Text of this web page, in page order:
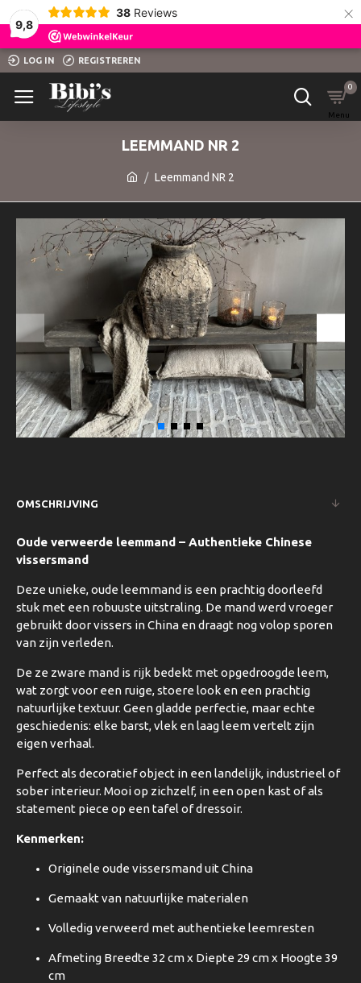
9,8
38 Reviews ×
LOG IN REGISTREREN
0
Leemmand NR 2
LEEMMAND NR 2
OMSCHRIJVING
Oude verweerde leemmand – Authentieke Chinese
vissersmand
Deze unieke, oude leemmand is een prachtig doorleefd
stuk met een robuuste uitstraling. De mand werd vroeger
gebruikt door vissers in China en draagt nog volop sporen
van zijn verleden.
De ze zware mand is rijk bedekt met opgedroogde leem,
wat zorgt voor een ruige, stoere look en een prachtig
natuurlijke textuur. Geen gladde perfectie, maar echte
geschiedenis: elke barst, vlek en laag leem vertelt zijn
eigen verhaal.
Perfect als decoratief object in een landelijk, industrieel of
sober interieur. Mooi op zichzelf, in een open kast of als
statement piece op een tafel of dressoir.
Kenmerken:
Originele oude vissersmand uit China
Gemaakt van natuurlijke materialen
Volledig verweerd met authentieke leemresten
Afmeting Breedte 32 cm x Diepte 29 cm x Hoogte 39
cm